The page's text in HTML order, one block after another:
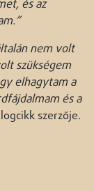
és az
nem volt
szükségem
elhagytam a
és a
szerzője.